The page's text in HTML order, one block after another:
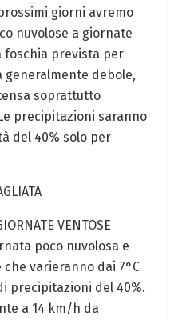
giorni avremo
nuvolose a giornate
foschia prevista per
generalmente debole,
soprattutto
precipitazioni saranno
del 40% solo per
VENTOSE
poco nuvolosa e
varieranno dai 7°C
precipitazioni del 40%.
a 14 km/h da